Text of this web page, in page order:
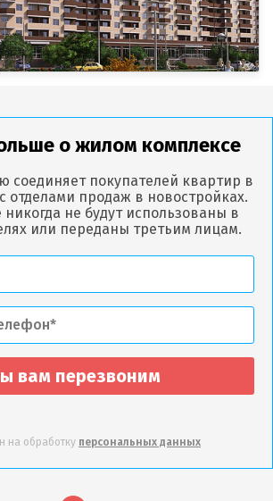
о жилом комплексе
соединяет покупателей квартир в
отделами продаж в новостройках.
не будут использованы в
или переданы третьим лицам.
вам перезвоним
на обработку персональных данных